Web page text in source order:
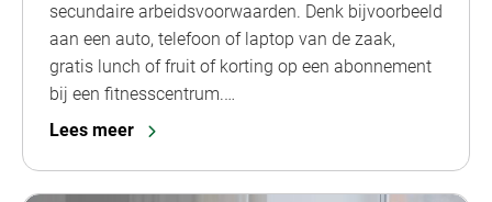
secundaire arbeidsvoorwaarden. Denk bijvoorbeeld
aan een auto, telefoon of laptop van de zaak,
gratis lunch of fruit of korting op een abonnement
bij een fitnesscentrum.…
Lees meer